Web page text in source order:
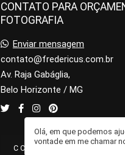
CONTATO PARA
FOTOGRAFIA
Enviar mensagem
contato@fredericus.com.br
Av. Raja Gabáglia,
Belo Horizonte / MG
CONTATO
Olá, em que podemos
vontade em me chamar